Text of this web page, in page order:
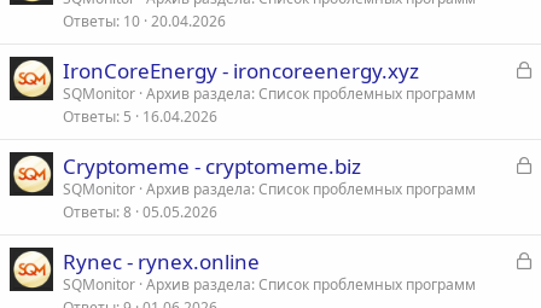
Ответы 10 20.04.2026
З
IronCoreEnergy - ironcoreenergy.xyz
SQMonitor Архив раздела: Список проблемных программ
Ответы 5 16.04.2026
З
Cryptomeme - cryptomeme.biz
SQMonitor Архив раздела: Список проблемных программ
Ответы 8 05.05.2026
З
Rynec - rynex.online
SQMonitor Архив раздела: Список проблемных программ